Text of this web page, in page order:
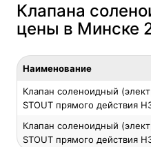
Клапана
цены в Минске
Наименование
Клапан соленоидный
STOUT прямого действия
Клапан соленоидный
STOUT прямого действия